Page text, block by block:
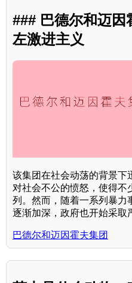
### 巴德尔和迈因
左激进主义
该集团在社会动荡的背景下
对社会不公的愤怒，使得不
列。然而，随着一系列暴力
逐渐加深，政府也开始采取
巴德尔和迈因霍夫集团